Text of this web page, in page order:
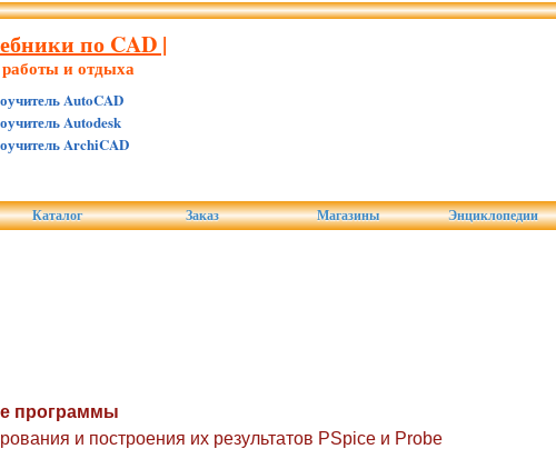
по CAD |
и отдыха
AutoCAD
Autodesk
ArchiCAD
Каталог Заказ Магазины Энциклопедии
программы
и построения их результатов PSpice и Probe